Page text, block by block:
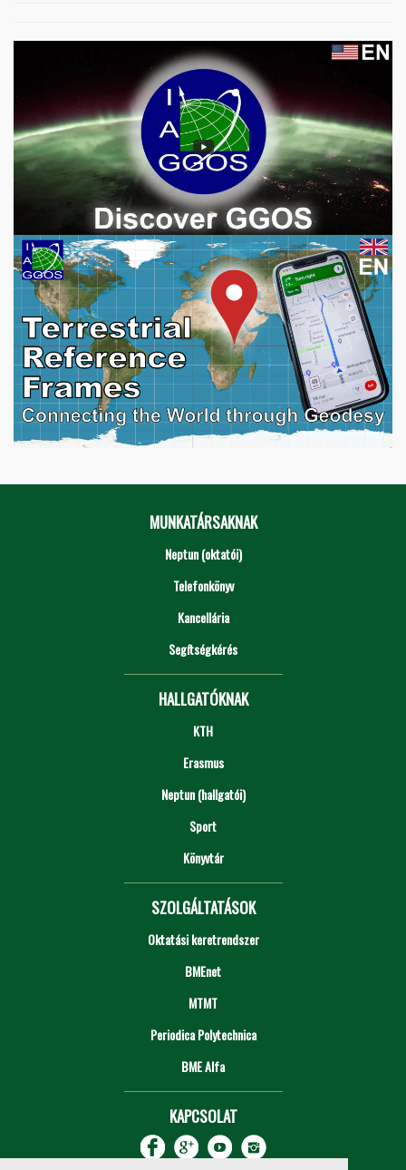
MUNKATÁRSAKNAK
Neptun (oktatói)
Telefonkönyv
Kancellária
Segítségkérés
HALLGATÓKNAK
KTH
Erasmus
Neptun (hallgatói)
Sport
Könyvtár
SZOLGÁLTATÁSOK
Oktatási keretrendszer
BMEnet
MTMT
Periodica Polytechnica
BME Alfa
KAPCSOLAT